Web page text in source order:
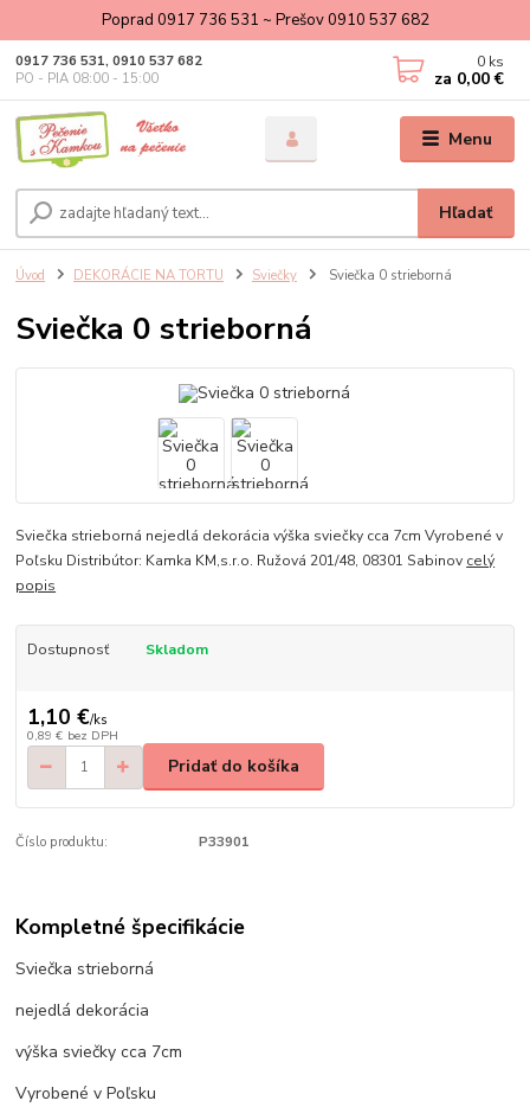
Poprad 0917 736 531 ~ Prešov 0910 537 682
Menu
Hľadať
0917 736 531, 0910 537 682
PO - PIA 08:00 - 15:00
0 ks
za 0,00 €
Úvod DEKORÁCIE NA TORTU Sviečky Sviečka 0 strieborná
Sviečka 0 strieborná
Sviečka strieborná nejedlá dekorácia výška sviečky cca 7cm Vyrobené v
Poľsku Distribútor: Kamka KM,s.r.o. Ružová 201/48, 08301 Sabinov celý
popis
Dostupnosť Skladom
1,10 €/ks
0,89 € bez DPH
Pridať do košíka
Číslo produktu: P33901
Kompletné špecifikácie
Sviečka strieborná
nejedlá dekorácia
výška sviečky cca 7cm
Vyrobené v Poľsku